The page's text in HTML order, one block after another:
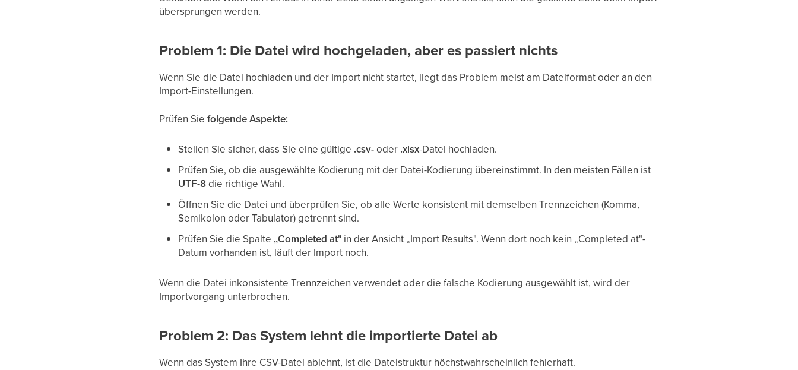
übersprungen werden.
Problem 1: Die Datei wird hochgeladen, aber es passiert nichts
Wenn Sie die Datei hochladen und der Import nicht startet, liegt das Problem meist am Dateiformat oder an den
Import-Einstellungen.
Prüfen Siefolgende Aspekte:
Stellen Sie sicher, dass Sie eine gültige .csv-oder .xlsx-Datei hochladen.
Prüfen Sie, ob die ausgewählte Kodierung mit der Datei-Kodierung übereinstimmt. In den meisten Fällen ist
UTF-8die richtige Wahl.
Öffnen Sie die Datei und überprüfen Sie, ob alle Werte konsistent mit demselben Trennzeichen (Komma,
Semikolon oder Tabulator) getrennt sind.
Prüfen Sie die Spalte „Completed at" in der Ansicht „Import Results". Wenn dort noch kein „Completed at"-
Datum vorhanden ist, läuft der Import noch.
Wenn die Datei inkonsistente Trennzeichen verwendet oder die falsche Kodierung ausgewählt ist, wird der
Importvorgang unterbrochen.
Problem 2: Das System lehnt die importierte Datei ab
Wenn das System Ihre CSV-Datei ablehnt, ist die Dateistruktur höchstwahrscheinlich fehlerhaft.